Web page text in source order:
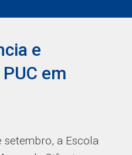
e
em
setembro, a Escola